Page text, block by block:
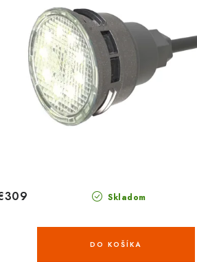
Skladom
DO KOŠÍKA